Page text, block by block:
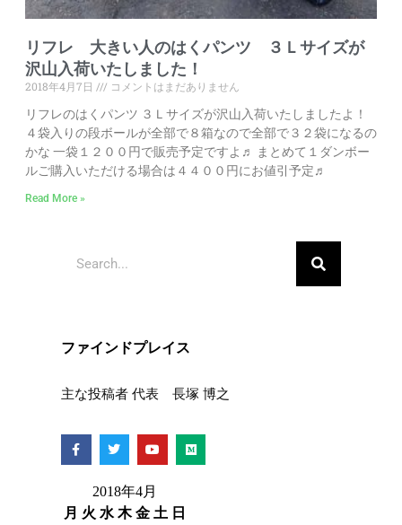
リフレ 大きい人のはくパンツ ３Ｌサイズが
沢山入荷いたしました！
2018年4月7日
コメントはまだありません
リフレのはくパンツ ３Ｌサイズが沢山入荷いたしましたよ！
４袋入りの段ボールが全部で８箱なので全部で３２袋になるの
かな 一袋１２００円で販売予定ですよ♬ まとめて１ダンボー
ルご購入いただける場合は４４００円にお値引予定♬
Read More »
ファインドプレイス
主な投稿者 代表 長塚 博之
2018年4月
月 火 水 木 金 土 日